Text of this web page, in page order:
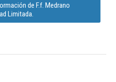
de F.f. Medrano
Limitada.